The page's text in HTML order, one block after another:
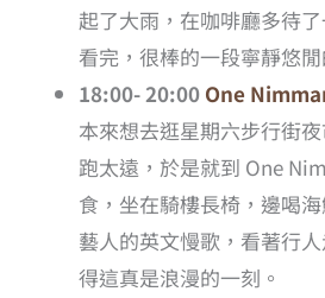
起了大雨，在咖啡廳多待
看完，很棒的一段寧靜悠閒
18:00- 20:00 One
本來想去逛星期六步行街
跑太遠，於是就到 One
食，坐在騎樓長椅，邊喝
藝人的英文慢歌，看著行
得這真是浪漫的一刻。